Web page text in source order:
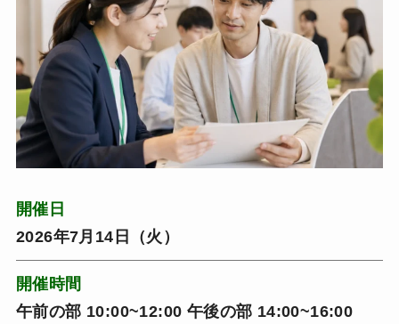
開催日
2026年7月14日（火）
開催時間
午前の部 10:00~12:00 午後の部 14:00~16:00